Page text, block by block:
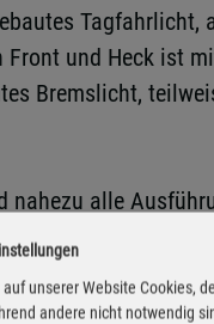
Tagfahrlicht,
und Heck ist
Bremslicht,
nahezu alle
Rad angebracht
unserer Website Cookies,
andere nicht notwendig